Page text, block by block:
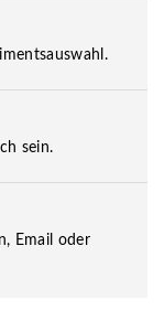
sein.
Email oder